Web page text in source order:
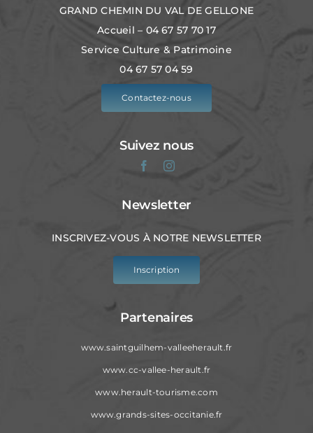
GRAND CHEMIN DU VAL DE GELLONE
Accueil – 04 67 57 70 17
Service Culture & Patrimoine
04 67 57 04 59
Contactez-nous
Suivez nous
Newsletter
INSCRIVEZ-VOUS À NOTRE NEWSLETTER
Inscription
Partenaires
www.saintguilhem-valleeherault.fr
www.cc-vallee-herault.fr
www.herault-tourisme.com
www.grands-sites-occitanie.fr